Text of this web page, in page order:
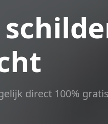
direct 100%